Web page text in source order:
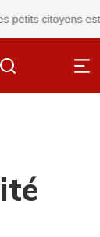
citoyens est